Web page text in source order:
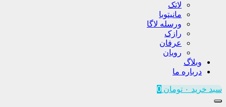
لاتک
مانیتوبا
ورسله لاگا
رازک
عرفان
رویان
وبلاگ
درباره ما
سبد خرید ۰ تومان 0